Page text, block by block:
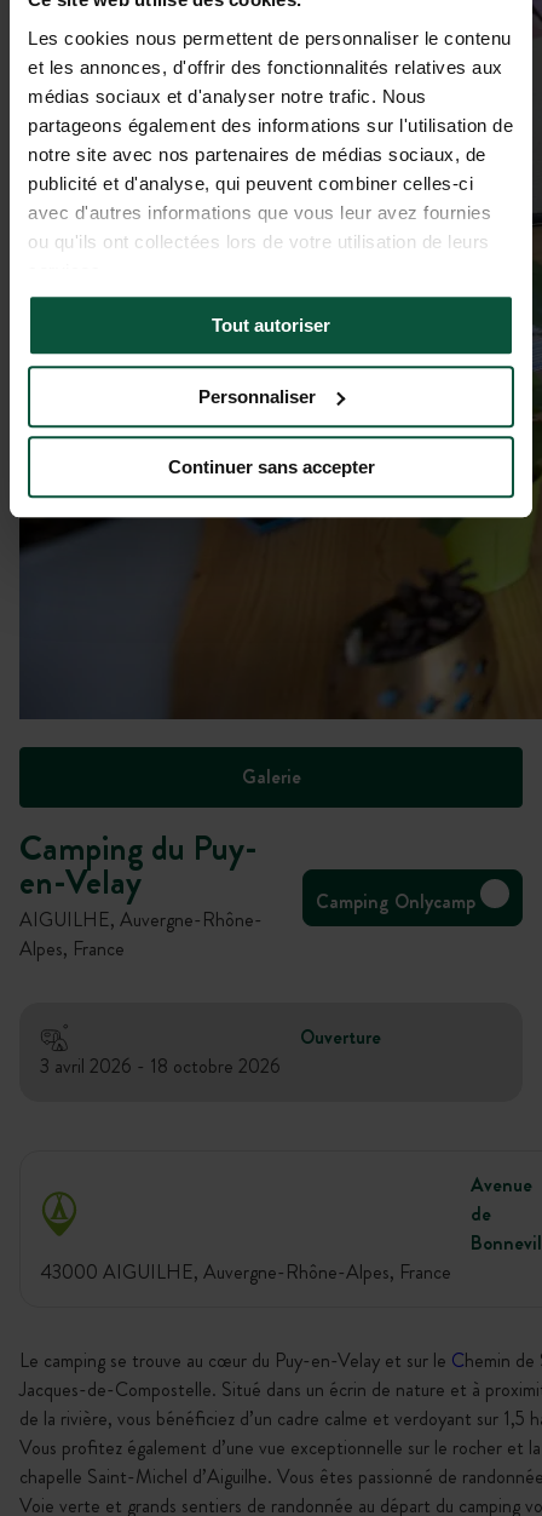
Les cookies nous permettent de personnaliser le contenu
et les annonces, d'offrir des fonctionnalités relatives aux
médias sociaux et d'analyser notre trafic. Nous
partageons également des informations sur l'utilisation de
notre site avec nos partenaires de médias sociaux, de
publicité et d'analyse, qui peuvent combiner celles-ci
avec d'autres informations que vous leur avez fournies
ou qu'ils ont collectées lors de votre utilisation de leurs
Tout autoriser
Personnaliser
Continuer sans accepter
Galerie
Camping du Puy-
en-Velay
AIGUILHE, Auvergne-Rhône-
Alpes, France
Camping Onlycamp
Ouverture
3 avril 2026 - 18 octobre 2026
Avenue
de
43000 AIGUILHE, Auvergne-Rhône-Alpes, France
Le camping se trouve au cœur du Puy-en-Velay et sur le Chemin
Jacques-de-Compostelle. Situé dans un écrin de nature et à
de la rivière, vous bénéficiez d’un cadre calme et verdoyant sur 1,5
Vous profitez également d’une vue exceptionnelle sur le rocher et la
chapelle Saint-Michel d’Aiguilhe. Vous êtes passionné de
Voie verte et grands sentiers de randonnée au départ du camping